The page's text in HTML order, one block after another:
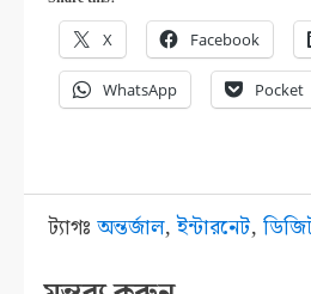
X Facebook
WhatsApp Pocket
ট্যাগঃঅন্তর্জাল,ইন্টারনেট,